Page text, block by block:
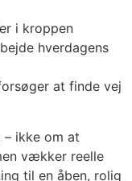
i kroppen
hverdagens
at finde vej
– ikke om at
vækker reelle
til en åben, rolig